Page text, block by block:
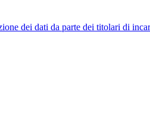
dei dati da parte dei titolari di